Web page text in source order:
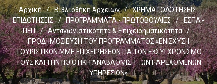
Αρχική / Βιβλιοθήκη Αρχείων /
ΧΡΗΜΑΤΟΔΟΤΗΣΕΙΣ-
ΕΠΙΔΟΤΗΣΕΙΣ
/ ΠΡΟΓΡΑΜΜΑΤΑ - ΠΡΩΤΟΒΟΥΛΙΕΣ /
ΕΣΠΑ -
ΠΕΠ
/ Ανταγωνιστικότητα & Επιχειρηματικότητα
/
ΠΡΟΔΗΜΟΣΙΕΥΣΗ ΤΟΥ ΠΡΟΓΡΑΜΜΑΤΟΣ «ΕΝΙΣΧΥΣΗ
ΤΟΥΡΙΣΤΙΚΩΝ ΜΜΕ ΕΠΙΧΕΙΡΗΣΕΩΝ ΓΙΑ ΤΟΝ ΕΚΣΥΓΧΡΟΝΙΣΜΟ
ΤΟΥΣ ΚΑΙ ΤΗΝ ΠΟΙΟΤΙΚΗ ΑΝΑΒΑΘΜΙΣΗ ΤΩΝ ΠΑΡΕΧΟΜΕΝΩΝ
ΥΠΗΡΕΣΙΩΝ»